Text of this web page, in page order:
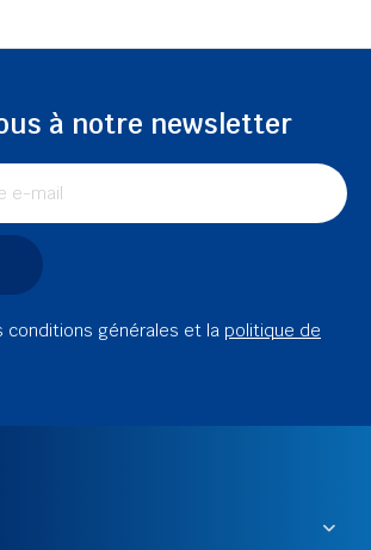
à notre newsletter
conditions générales et la politique de